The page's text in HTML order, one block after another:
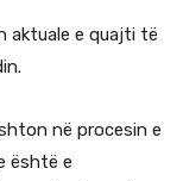
aktuale e quajti të
në procesin e
është e